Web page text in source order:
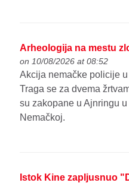
Arheologija na mestu
on 10/08/2026 at 08:52
Akcija nemačke policije
Traga se za dvema
su zakopane u Ajnringu
Nemačkoj.
Istok Kine zapljusnuo